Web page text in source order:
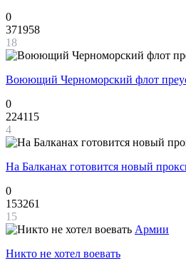
0
371958
18
Воюющий Черноморский флот
0
224115
4
На Балканах готовится новый
0
153261
15
Армии
Никто не хотел воевать